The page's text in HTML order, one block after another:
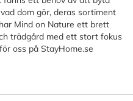
dom gör, deras sortiment
Mind on Nature ett brett
trädgård med ett stort fokus
oss på StayHome.se